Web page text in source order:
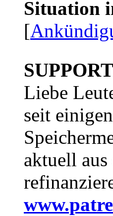
Situation
[
Liebe
seit
aktuell aus